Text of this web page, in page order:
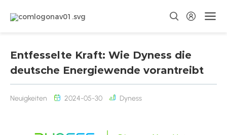
Entfesselte Kraft: Wie Dyness die
deutsche Energiewende vorantreibt
Neuigkeiten 2024-05-30 Dyness